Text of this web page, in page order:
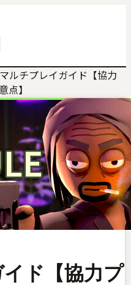
マルチプレイガイド【協力
点】
ド【協力プ